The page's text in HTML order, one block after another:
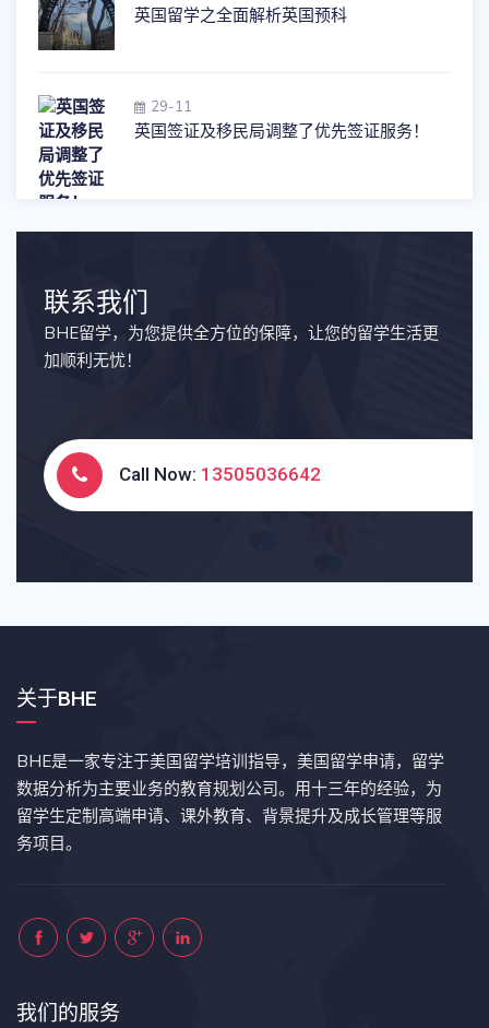
英国留学之全面解析英国预科
29-11
英国签证及移民局调整了优先签证服务！
联系我们
BHE留学，为您提供全方位的保障，让您的留学生活更
加顺利无忧！
Call Now: 13505036642
关于BHE
BHE是一家专注于美国留学培训指导，美国留学申请，留学
数据分析为主要业务的教育规划公司。用十三年的经验，为
留学生定制高端申请、课外教育、背景提升及成长管理等服
务项目。
我们的服务